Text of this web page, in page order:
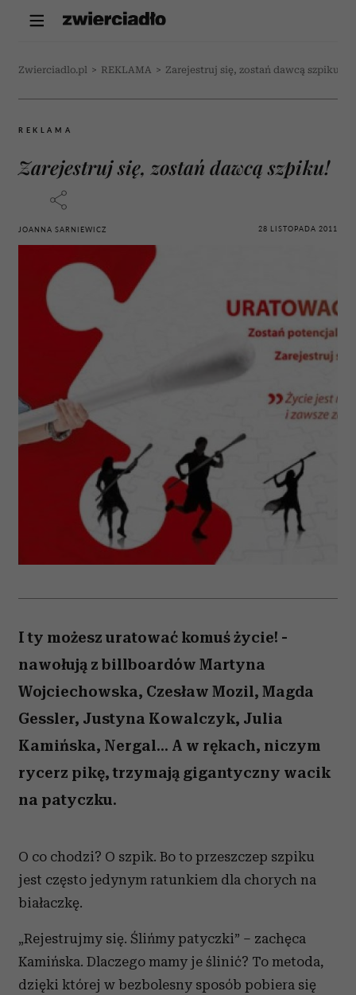
Zwierciadlo.pl > REKLAMA > Zarejestruj się, zostań dawcą szpiku!
REKLAMA
Zarejestruj się, zostań dawcą szpiku!
JOANNA SARNIEWICZ 28 LISTOPADA 2011
I ty możesz uratować komuś życie! -
nawołują z billboardów Martyna
Wojciechowska, Czesław Mozil, Magda
Gessler, Justyna Kowalczyk, Julia
Kamińska, Nergal... A w rękach, niczym
rycerz pikę, trzymają gigantyczny wacik
na patyczku.
O co chodzi? O szpik. Bo to przeszczep szpiku
jest często jedynym ratunkiem dla chorych na
białaczkę.
„Rejestrujmy się. Ślińmy patyczki” – zachęca
Kamińska. Dlaczego mamy je ślinić? To metoda,
dzięki której w bezbolesny sposób pobiera się